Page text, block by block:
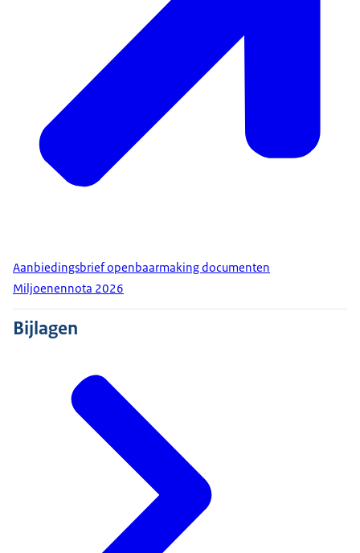
Aanbiedingsbrief openbaarmaking documenten
Miljoenennota 2026
Bijlagen